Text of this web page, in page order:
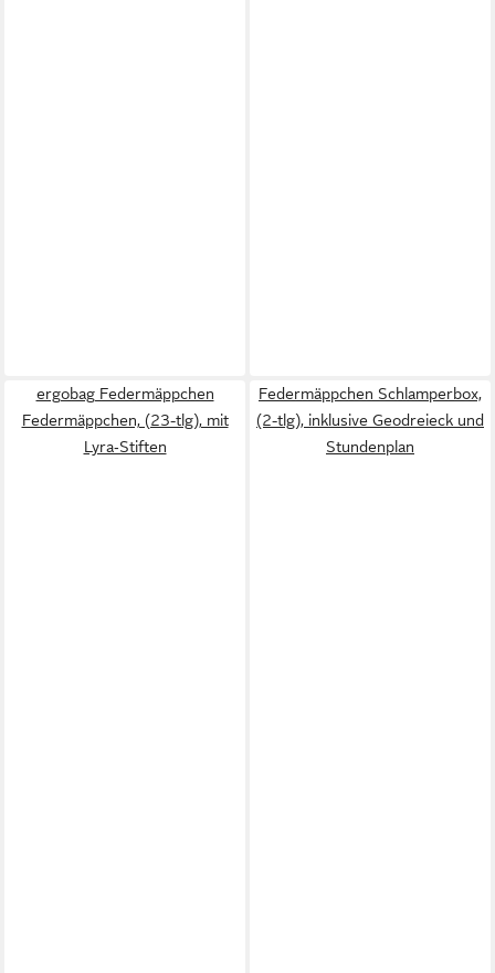
ergobag Federmäppchen
Federmäppchen, (23-tlg), mit
Lyra‑Stiften
Federmäppchen Schlamperbox,
(2-tlg), inklusive Geodreieck und
Stundenplan